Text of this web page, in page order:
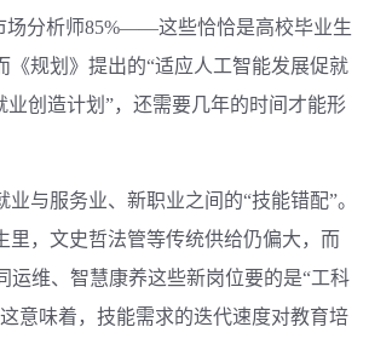
场分析师85%——这些恰恰是高校毕业生
《规划》提出的“适应人工智能发展促就
业创造计划”，还需要几年的时间才能形
服务业、新职业之间的“技能错配”。
里，文史哲法管等传统供给仍偏大，而
运维、智慧康养这些新岗位要的是“工科
意味着，技能需求的迭代速度对教育培